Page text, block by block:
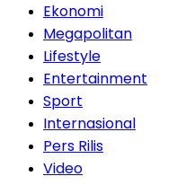
Ekonomi
Megapolitan
Lifestyle
Entertainment
Sport
Internasional
Pers Rilis
Video